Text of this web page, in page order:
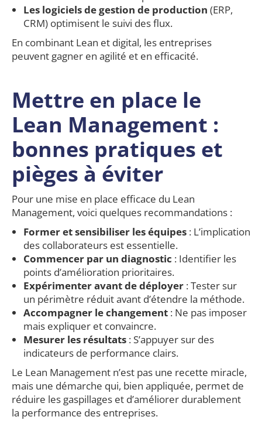
Les logiciels de gestion de production (ERP,
CRM) optimisent le suivi des flux.
En combinant Lean et digital, les entreprises
peuvent gagner en agilité et en efficacité.
Mettre en place le
Lean Management :
bonnes pratiques et
pièges à éviter
Pour une mise en place efficace du Lean
Management, voici quelques recommandations :
Former et sensibiliser les équipes : L’implication
des collaborateurs est essentielle.
Commencer par un diagnostic : Identifier les
points d’amélioration prioritaires.
Expérimenter avant de déployer : Tester sur
un périmètre réduit avant d’étendre la méthode.
Accompagner le changement : Ne pas imposer
mais expliquer et convaincre.
Mesurer les résultats : S’appuyer sur des
indicateurs de performance clairs.
Le Lean Management n’est pas une recette miracle,
mais une démarche qui, bien appliquée, permet de
réduire les gaspillages et d’améliorer durablement
la performance des entreprises.